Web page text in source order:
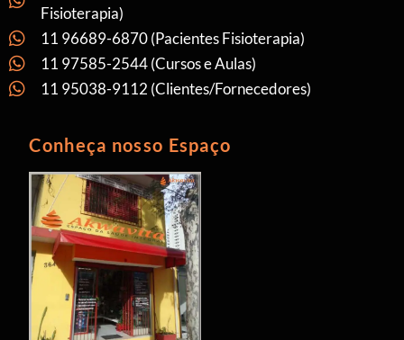
Fisioterapia)
11 96689-6870 (Pacientes Fisioterapia)
11 97585-2544 (Cursos e Aulas)
11 95038-9112 (Clientes/Fornecedores)
Conheça nosso Espaço